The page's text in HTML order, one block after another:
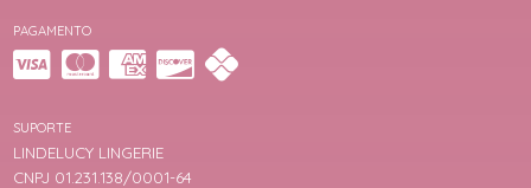
PAGAMENTO
SUPORTE
LINDELUCY LINGERIE
CNPJ 01.231.138/0001-64